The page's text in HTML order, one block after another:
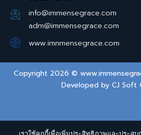
info@immensegrace.com
adm@immensegrace.com
www.imnmensegrace.com
Copyright 2026 ©
Developed by CJ Soft
เราใช้คุกกี้เพื่อเพิ่มประสิทธิภาพและประส